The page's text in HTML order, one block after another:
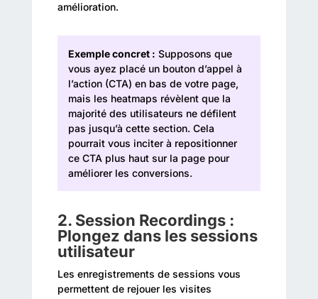
amélioration.
Exemple concret : Supposons que
vous ayez placé un bouton d’appel à
l’action (CTA) en bas de votre page,
mais les heatmaps révèlent que la
majorité des utilisateurs ne défilent
pas jusqu’à cette section. Cela
pourrait vous inciter à repositionner
ce CTA plus haut sur la page pour
améliorer les conversions.
2. Session Recordings :
Plongez dans les sessions
utilisateur
Les enregistrements de sessions vous
permettent de rejouer les visites